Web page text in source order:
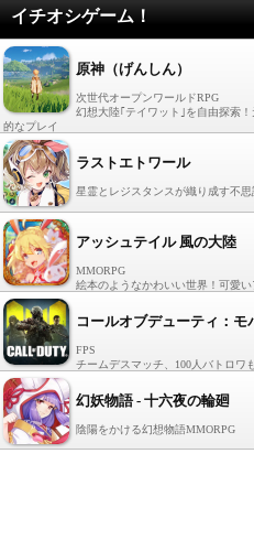
イチオシゲーム！
原神（げんしん）
次世代オープンワールドRPG
幻想大陸｢テイワット｣を自由探索
的なプレイ
ラストエトワール
星霊とレジスタンスが織り成す不
アッシュテイル 風の大陸
MMORPG
絵本のようなかわいい世界！可愛い
コールオブデューティ：モ
FPS
チームデスマッチ、100人バトロワ
幻妖物語 - 十六夜の輪廻
陰陽をかける幻想物語MMORPG